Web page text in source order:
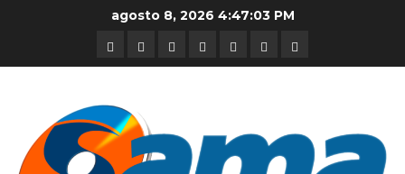
agosto 8, 2026 4:47:03 PM
DURANGO
NACIONAL
INTERNACIONAL
DEPORTES
ENTRETENIMIENTO
CIENCIA
Y
OPINION